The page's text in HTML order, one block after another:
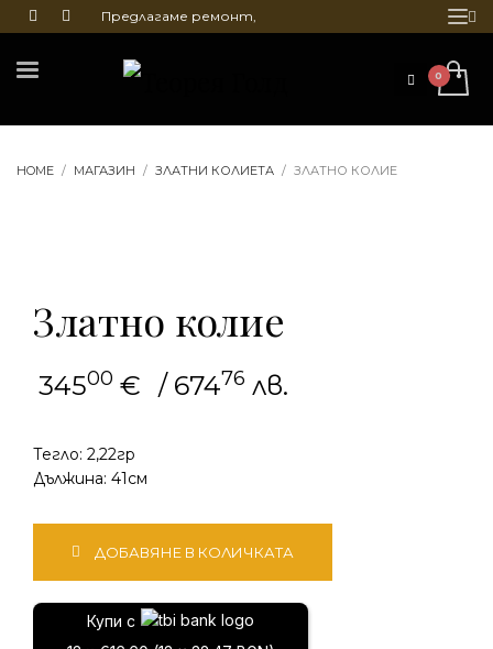
Предлагаме ремонт,
на бижута
HOME МАГАЗИН ЗЛАТНИ КОЛИЕТА ЗЛАТНО КОЛИЕ
Златно колие
34500 € / 67476 лв.
Тегло: 2,22гр
Дължина: 41см
Златно
колие
ДОБАВЯНЕ В КОЛИЧКАТА
Купи с